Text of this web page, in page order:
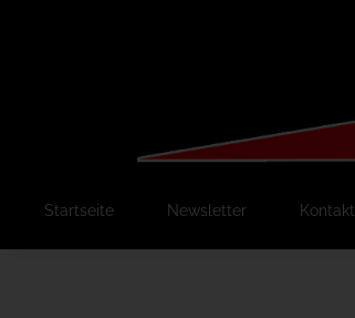
Startseite Newsletter Kontakt